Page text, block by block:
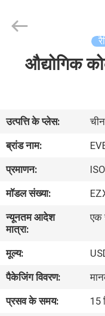
वीआर
दिखाएँ
हमारे
बारे
कारखाना
भ्रमण
औद्योगिक
उत्पत्ति के प्लेस:
चीन
ब्रांड नाम:
प्रमाणन:
मॉडल संख्या:
न्यूनतम आदेश
मात्रा:
एक
मूल्य:
पैकेजिंग विवरण:
प्रसव के समय:
15